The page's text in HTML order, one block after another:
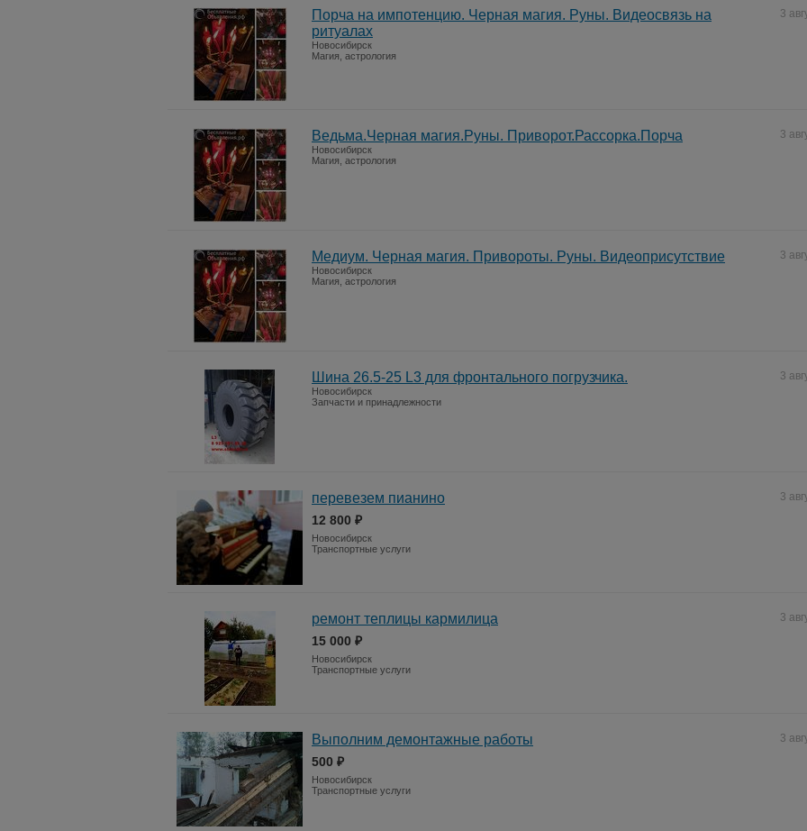
3
Порча на импотенцию. Черная магия. Руны. Видеосвязь на
ритуалах
Новосибирск
Магия, астрология
3
Ведьма.Черная магия.Руны. Приворот.Рассорка.Порча
Новосибирск
Магия, астрология
3
Медиум. Черная магия. Привороты. Руны. Видеоприсутствие
Новосибирск
Магия, астрология
3
Шина 26.5-25 L3 для фронтального погрузчика.
Новосибирск
Запчасти и принадлежности
3
перевезем пианино
12 800 ₽
Новосибирск
Транспортные услуги
3
ремонт теплицы кармилица
15 000 ₽
Новосибирск
Транспортные услуги
3
Выполним демонтажные работы
500 ₽
Новосибирск
Транспортные услуги